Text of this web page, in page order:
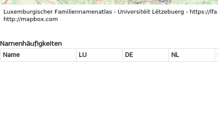
Namenhäufigkeiten
Name LU DE NL